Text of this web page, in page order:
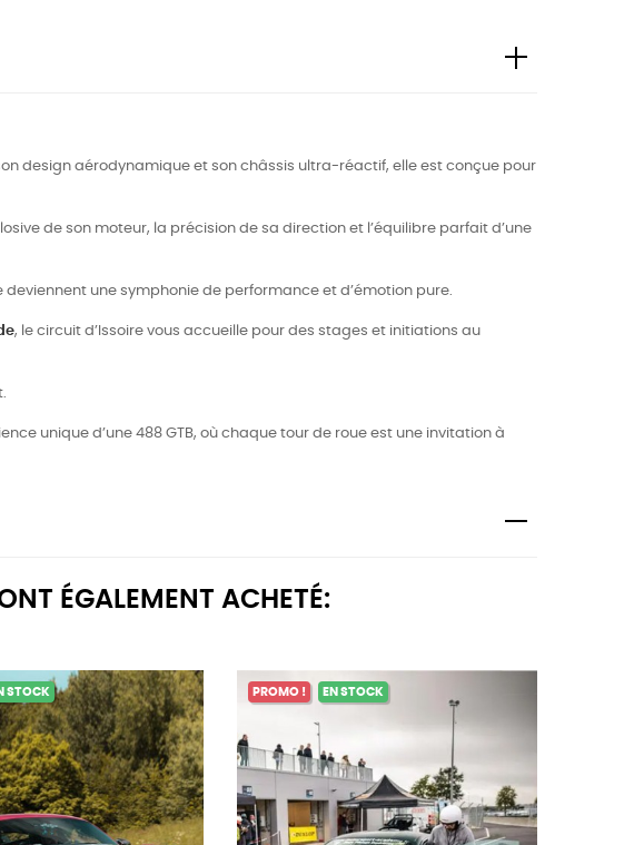
design aérodynamique et son châssis ultra-réactif, elle est conçue pour
de son moteur, la précision de sa direction et l’équilibre parfait d’une
une symphonie de performance et d’émotion pure.
, le circuit d’Issoire vous accueille pour des stages et initiations au
unique d’une 488 GTB, où chaque tour de roue est une invitation à
ÉGALEMENT ACHETÉ:
STOCK PROMO ! EN STOCK